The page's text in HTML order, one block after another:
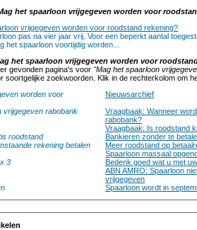
het spaarloon vrijgegeven worden voor
vrijgegeven worden voor roodstand rekening?
pas na vier jaar vrij. Voor een beperkt aantal
het spaarloon voortijdig worden...
het spaarloon vrijgegeven worden voor
gevonden pagina's voor "Mag het spaarloon
soortgelijke zoekwoorden. Klik in de rechterkolom om
worden voor
Nieuwsarchief
vrijgegeven rabobank
Vraagbaak: Wanneer
rabobank?
Vraagbaak: Is roodstand
roodstand
Bankieren zonder te
rekening betalen
Meer roodstand op
Spaarloon massaal
3
Bedenk goed wat u met
ABN AMRO: Spaarloon
vrijgegeven
Spaarloon wordt in